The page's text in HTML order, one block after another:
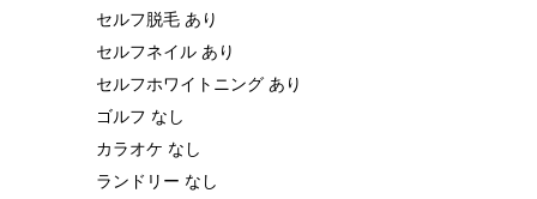
セルフ脱毛 あり
セルフネイル あり
セルフホワイトニング あり
ゴルフ なし
カラオケ なし
ランドリー なし